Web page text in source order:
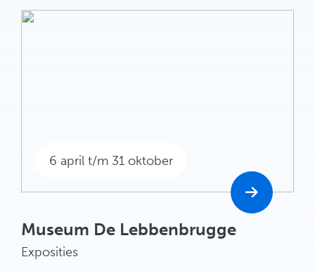
6 april t/m 31 oktober
Museum De Lebbenbrugge
Exposities